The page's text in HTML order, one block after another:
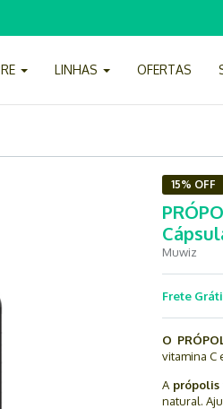
LINHAS OFERTAS
15% OFF
Muwiz
Frete
O
vitamina C
A própolis
natural.